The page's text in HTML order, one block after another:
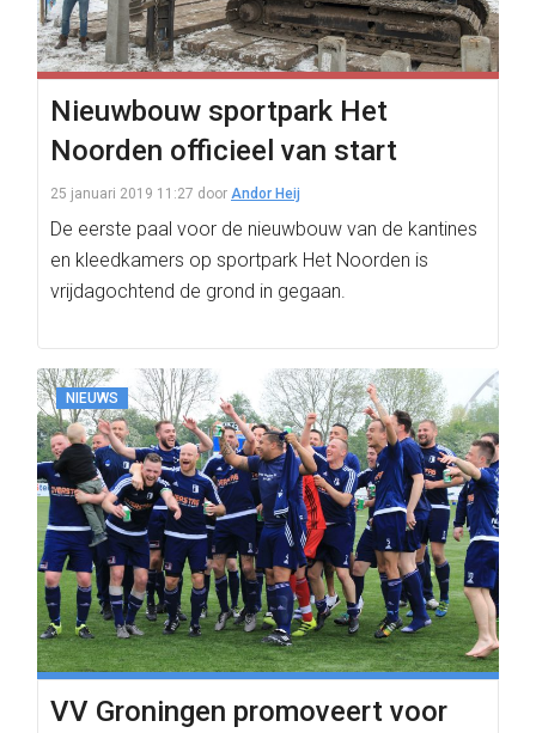
Nieuwbouw sportpark Het
Noorden officieel van start
25 januari 2019 11:27 door Andor Heij
De eerste paal voor de nieuwbouw van de kantines
en kleedkamers op sportpark Het Noorden is
vrijdagochtend de grond in gegaan.
NIEUWS
VV Groningen promoveert voor